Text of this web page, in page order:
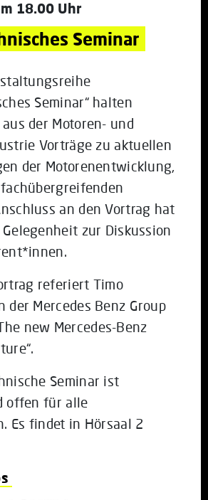
18.00 Uhr
Seminar
Seminar“ halten
der Motoren- und
Vorträge zu aktuellen
der Motorenentwicklung,
an den Vortrag hat
zur Diskussion
referiert Timo
der Mercedes Benz Group
new Mercedes-Benz
Seminar ist
offen für alle
Es findet in Hörsaal 2